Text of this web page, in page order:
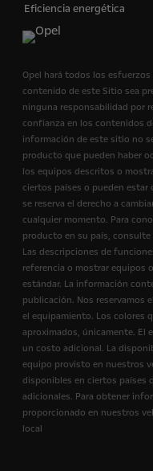
Eficiencia energética
Opel hará todos los
contenido de este Sitio sea
ninguna responsabilidad por
confianza en los contenidos
información de este sitio no
producto que pueden haber
los equipos descritos o
ciertos países o pueden
se reserva el derecho a
cualquier momento. Para
producto en su país,
Las descripciones de
referencia o mostrar equipos
estándar. La información
publicación. Nos reservamos
el equipamiento. Los colores
aproximados, únicamente. El
un costo adicional. La
equipo provisto en nuestros
disponibles en ciertos países
adicionales. Para obtener
proporcionado en nuestros
local